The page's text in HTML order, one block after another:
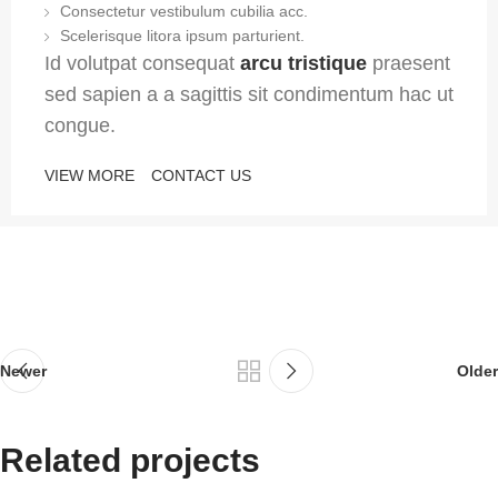
Consectetur vestibulum cubilia acc.
Scelerisque litora ipsum parturient.
Id volutpat consequat arcu tristique praesent
sed sapien a a sagittis sit condimentum hac ut
congue.
VIEW MORE CONTACT US
Newer Older
Related projects